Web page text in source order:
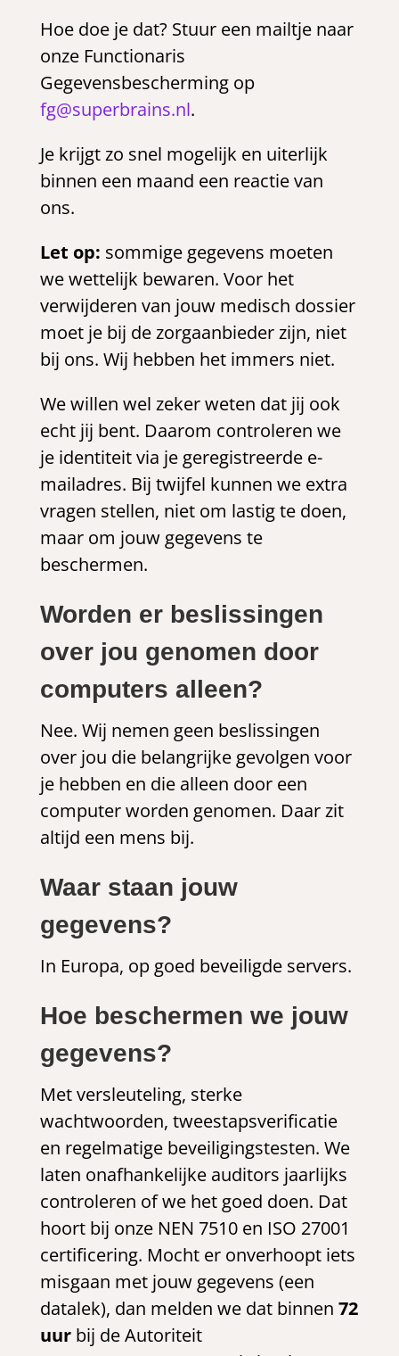
Hoe doe je dat? Stuur een mailtje naar
onze Functionaris
Gegevensbescherming op
fg@superbrains.nl.
Je krijgt zo snel mogelijk en uiterlijk
binnen een maand een reactie van
ons.
Let op: sommige gegevens moeten
we wettelijk bewaren. Voor het
verwijderen van jouw medisch dossier
moet je bij de zorgaanbieder zijn, niet
bij ons. Wij hebben het immers niet.
We willen wel zeker weten dat jij ook
echt jij bent. Daarom controleren we
je identiteit via je geregistreerde e-
mailadres. Bij twijfel kunnen we extra
vragen stellen, niet om lastig te doen,
maar om jouw gegevens te
beschermen.
Worden er beslissingen
over jou genomen door
computers alleen?
Nee. Wij nemen geen beslissingen
over jou die belangrijke gevolgen voor
je hebben en die alleen door een
computer worden genomen. Daar zit
altijd een mens bij.
Waar staan jouw
gegevens?
In Europa, op goed beveiligde servers.
Hoe beschermen we jouw
gegevens?
Met versleuteling, sterke
wachtwoorden, tweestapsverificatie
en regelmatige beveiligingstesten. We
laten onafhankelijke auditors jaarlijks
controleren of we het goed doen. Dat
hoort bij onze NEN 7510 en ISO 27001
certificering. Mocht er onverhoopt iets
misgaan met jouw gegevens (een
datalek), dan melden we dat binnen 72
uurbij de Autoriteit